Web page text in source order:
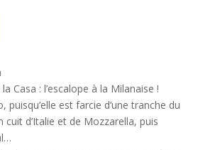
Casa : l’escalope à la Milanaise !
puisqu’elle est farcie d’une tranche du
cuit d’Italie et de Mozzarella, puis